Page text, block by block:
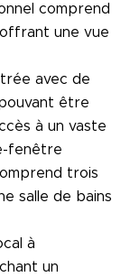
comprend
offrant une vue
avec de
être
à un vaste
fenêtre
trois
salle de bains
à
un